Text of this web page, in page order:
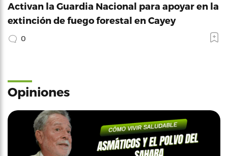
Activan la Guardia Nacional para apoyar en la
extinción de fuego forestal en Cayey
0
Opiniones